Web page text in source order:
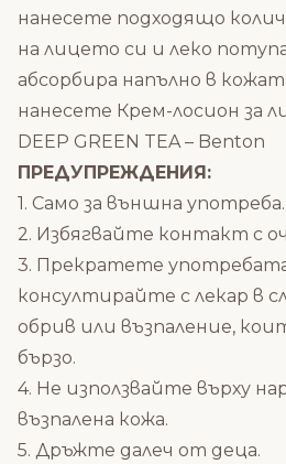
нанесете подходящо
на лицето си и леко
абсорбира напълно в
нанесете Крем-лосион за
DEEP GREEN TEA – Benton
ПРЕДУПРЕЖДЕНИЯ:
1. Само за външна употреба.
2. Избягвайте контакт с
3. Прекратете
консултирайте с лекар в
обрив или възпаление,
бързо.
4. Не използвайте върху
възпалена кожа.
5. Дръжте далеч от деца.